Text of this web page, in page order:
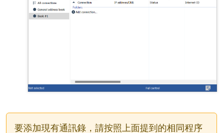
要添加現有通訊錄，請按照上面提到的相同程序